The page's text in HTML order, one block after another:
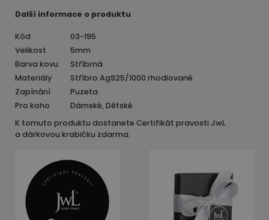
Další informace o produktu
Kód
03-195
Velikost
5mm
Barva kovu
Stříbrná
Materiály
Stříbro Ag925/1000 rhodiované
Zapínání
Puzeta
Pro koho
Dámské, Dětské
K tomuto produktu dostanete Certifikát pravosti JwL
a dárkovou krabičku zdarma.